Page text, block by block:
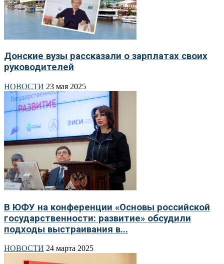
Донские вузы рассказали о зарплатах своих
руководителей
НОВОСТИ 23 мая 2025
В ЮФУ на конференции «Основы российской
государственности: развитие» обсудили
подходы выстраивания в...
НОВОСТИ 24 марта 2025